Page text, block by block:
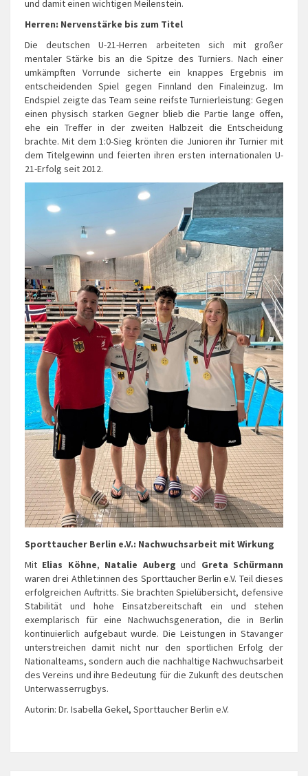
und damit einen wichtigen Meilenstein.
Herren: Nervenstärke bis zum Titel
Die deutschen U-21-Herren arbeiteten sich mit großer
mentaler Stärke bis an die Spitze des Turniers. Nach einer
umkämpften Vorrunde sicherte ein knappes Ergebnis im
entscheidenden Spiel gegen Finnland den Finaleinzug. Im
Endspiel zeigte das Team seine reifste Turnierleistung: Gegen
einen physisch starken Gegner blieb die Partie lange offen,
ehe ein Treffer in der zweiten Halbzeit die Entscheidung
brachte. Mit dem 1:0-Sieg krönten die Junioren ihr Turnier mit
dem Titelgewinn und feierten ihren ersten internationalen U-
21-Erfolg seit 2012.
Sporttaucher Berlin e.V.: Nachwuchsarbeit mit Wirkung
Mit Elias Köhne, Natalie Auberg und Greta Schürmann
waren drei Athlet:innen des Sporttaucher Berlin e.V. Teil dieses
erfolgreichen Auftritts. Sie brachten Spielübersicht, defensive
Stabilität und hohe Einsatzbereitschaft ein und stehen
exemplarisch für eine Nachwuchsgeneration, die in Berlin
kontinuierlich aufgebaut wurde. Die Leistungen in Stavanger
unterstreichen damit nicht nur den sportlichen Erfolg der
Nationalteams, sondern auch die nachhaltige Nachwuchsarbeit
des Vereins und ihre Bedeutung für die Zukunft des deutschen
Unterwasserrugbys.
Autorin: Dr. Isabella Gekel, Sporttaucher Berlin e.V.